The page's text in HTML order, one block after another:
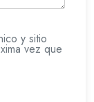
y sitio
vez que